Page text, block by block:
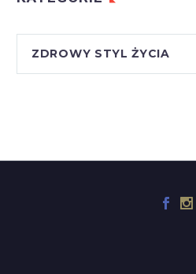
ZDROWY STYL ŻYCIA